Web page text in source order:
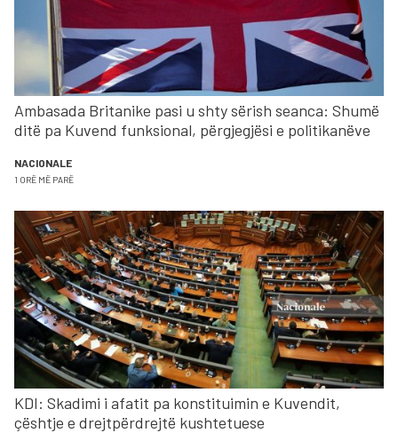
Ambasada Britanike pasi u shty sërish seanca: Shumë
ditë pa Kuvend funksional, përgjegjësi e politikanëve
NACIONALE
1 ORË MË PARË
KDI: Skadimi i afatit pa konstituimin e Kuvendit,
çështje e drejtpërdrejtë kushtetuese